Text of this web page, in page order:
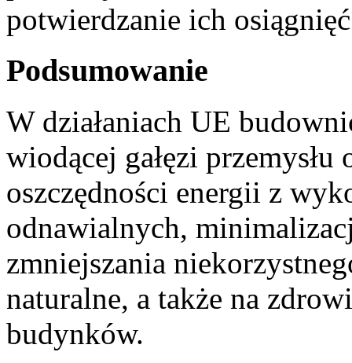
potwierdzanie ich
Podsumowanie
W działaniach UE
wiodącej gałęzi
oszczędności energii z
odnawialnych,
zmniejszania
naturalne, a także na
budynków.